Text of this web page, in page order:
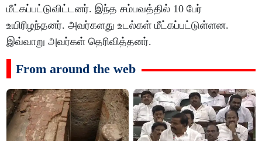
மீட்கப்பட்டுவிட்டனர். இந்த சம்பவத்தில் 10 பேர்
உயிரிழந்தனர். அவர்களது உடல்கள் மீட்கப்பட்டுள்ளன.
இவ்வாறு அவர்கள் தெரிவித்தனர்.
From around the web